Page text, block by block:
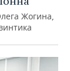
Жогина,